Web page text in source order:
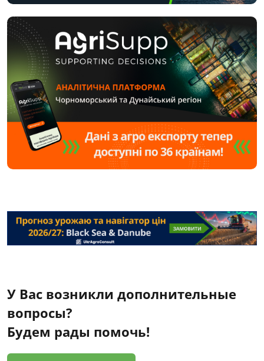
У Вас возникли дополнительные
вопросы?
Будем рады помочь!